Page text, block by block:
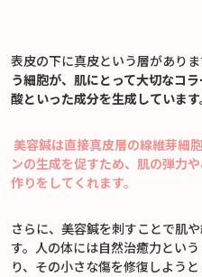
表皮の下に真皮という層がありま
う細胞が、肌にとって大切なコ
酸といった成分を生成しています
美容鍼は直接真皮層の線維芽細
ンの生成を促すため、肌の弾力
作りをしてくれます。
さらに、美容鍼を刺すことで肌
す。人の体には自然治癒力とい
り、その小さな傷を修復しようと